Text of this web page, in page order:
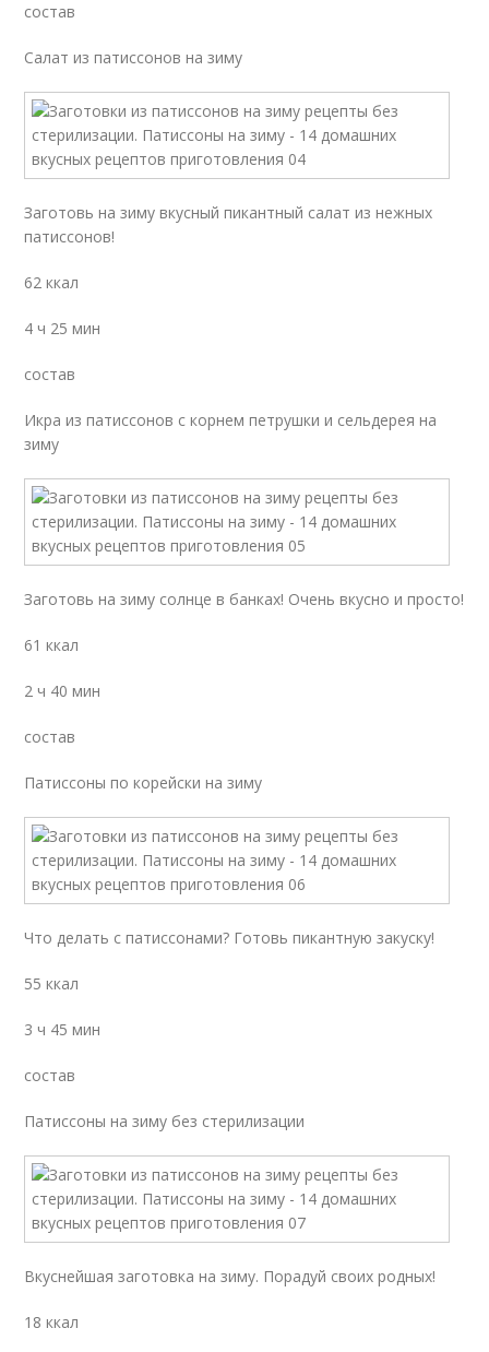
состав
Салат из патиссонов на зиму
Заготовь на зиму вкусный пикантный салат из нежных
патиссонов!
62 ккал
4 ч 25 мин
состав
Икра из патиссонов с корнем петрушки и сельдерея на
зиму
Заготовь на зиму солнце в банках! Очень вкусно и просто!
61 ккал
2 ч 40 мин
состав
Патиссоны по корейски на зиму
Что делать с патиссонами? Готовь пикантную закуску!
55 ккал
3 ч 45 мин
состав
Патиссоны на зиму без стерилизации
Вкуснейшая заготовка на зиму. Порадуй своих родных!
18 ккал